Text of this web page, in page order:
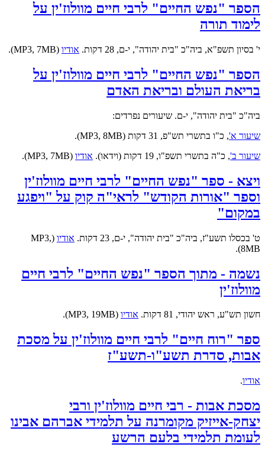
הספר "נפש החיים" לרבי חיים מוולוז'ין על
לימוד תורה
י' בסיון תשפ"א, ביה"כ "בית יהודה", י-ם, 28 דקות. אודיו (MP3, 7MB).
הספר "נפש החיים" לרבי חיים מוולוז'ין על
בריאת העולם ובריאת האדם
ביה"כ "בית יהודה", י-ם. שיעורים נפרדים:
שיעור א', כ"ו בתשרי תש"פ, 31 דקות (MP3, 8MB).
שיעור ב', כ"ה בתשרי תשפ"ו, 19 דקות (וידאו). אודיו (MP3, 7MB).
ויצא - ספר "נפש החיים" לרבי חיים מוולוז'ין
וספר "אורות הקודש" לראי"ה קוק על "ויפגע
במקום"
ט' בכסלו תשע"ז, ביה"כ "בית יהודה", י-ם, 23 דקות. אודיו (MP3,
8MB).
נשמה - מתוך הספר "נפש החיים" לרבי חיים
מוולוז'ין
חשון תש"ע, ראש יהודי, 81 דקות. אודיו (MP3, 19MB).
ספר "רוח חיים" לרבי חיים מוולוז'ין על מסכת
אבות, סדרת תשע"ו-תשע"ז
אודיו.
מסכת אבות - רבי חיים מוולוז'ין ורבי
יצחק-אייזיק מקומרנה על תלמידי אברהם אבינו
לעומת תלמידי בלעם הרשע